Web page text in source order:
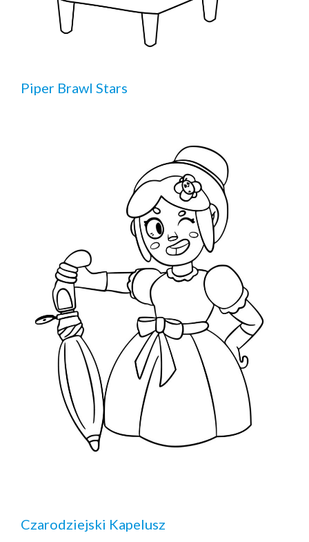
Piper Brawl Stars
Czarodziejski Kapelusz